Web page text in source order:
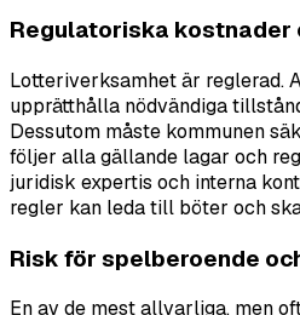
Regulatoriska
Lotteriverksamhet är reglerad.
upprätthålla nödvändiga
Dessutom måste kommunen
följer alla gällande lagar och
juridisk expertis och interna
regler kan leda till böter och
Risk för spelberoende
En av de mest allvarliga, men